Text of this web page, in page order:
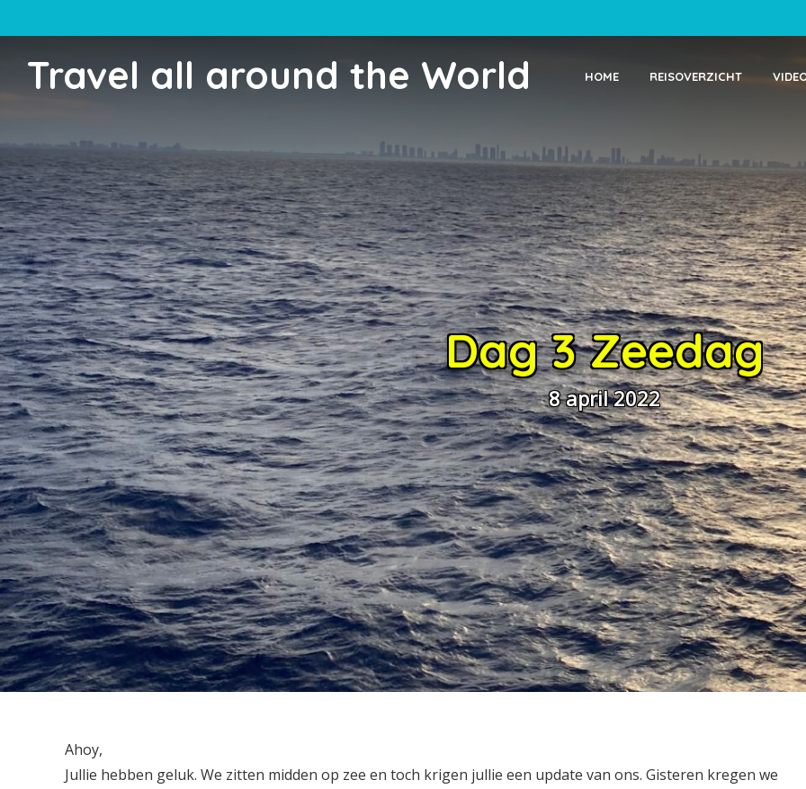
Travel all around the World HOME REISOVERZICHT
Dag 3 Zeedag
8 april 2022
Ahoy,
Jullie hebben geluk. We zitten midden op zee en toch krigen jullie een update van ons. Gisteren kregen we